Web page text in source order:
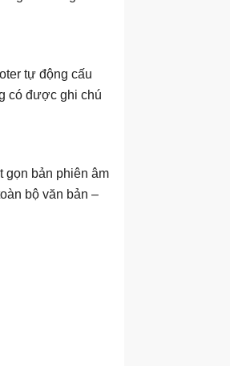
tự động cấu
có được ghi chú
gọn bản phiên âm
bộ văn bản –